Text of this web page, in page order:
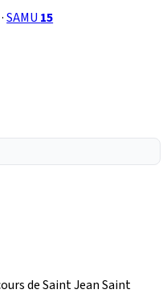
·SAMU 15
de Saint Jean Saint